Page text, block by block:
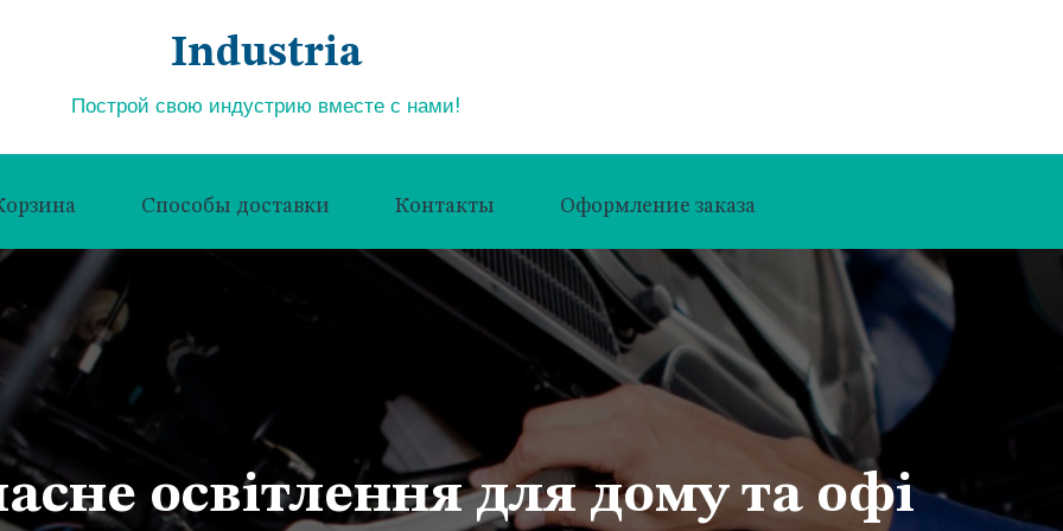
Industria
Построй свою индустрию вместе с нами!
Способы доставки Контакты Оформление заказа
освітлення для дому та офі